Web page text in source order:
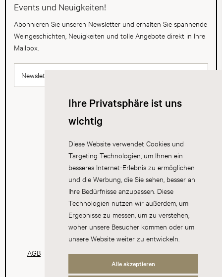
Ihre Privatsphäre ist uns
wichtig
Diese Website verwendet Cookies und
Targeting Technologien, um Ihnen ein
besseres Internet-Erlebnis zu ermöglichen
und die Werbung, die Sie sehen, besser an
Ihre Bedürfnisse anzupassen. Diese
Technologien nutzen wir außerdem, um
Ergebnisse zu messen, um zu verstehen,
woher unsere Besucher kommen oder um
unsere Website weiter zu entwickeln.
Alle akzeptieren
Events und Neuigkeiten!
Abonnieren Sie unseren Newsletter und erhalten Sie spannende
Weingeschichten, Neuigkeiten und tolle Angebote direkt in Ihre
Mailbox.
Newsletter abonnieren
AGB Datenschutz Impressum Cookies